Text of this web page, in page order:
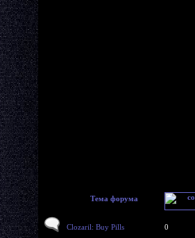
Тема форума
Clozaril: Buy Pills 0